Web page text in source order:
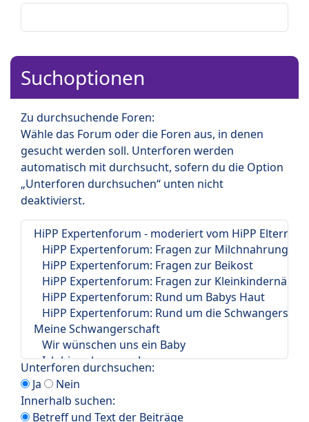
Suchoptionen
Zu durchsuchende Foren:
Wähle das Forum oder die Foren aus, in denen
gesucht werden soll. Unterforen werden
automatisch mit durchsucht, sofern du die Option
„Unterforen durchsuchen“ unten nicht
deaktivierst.
Unterforen durchsuchen:
Ja
Nein
Innerhalb suchen:
Betreff und Text der Beiträge